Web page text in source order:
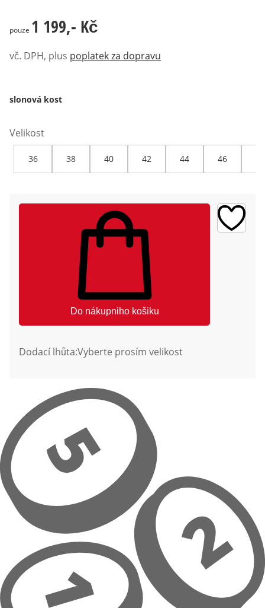
1 199,- Kč
pouze 1 199,- Kč
vč. DPH, plus poplatek za dopravu
slonová kost
Velikost
36 38 40 42 44 46
Do nákupniho košiku
Dodací lhůta:Vyberte prosím velikost